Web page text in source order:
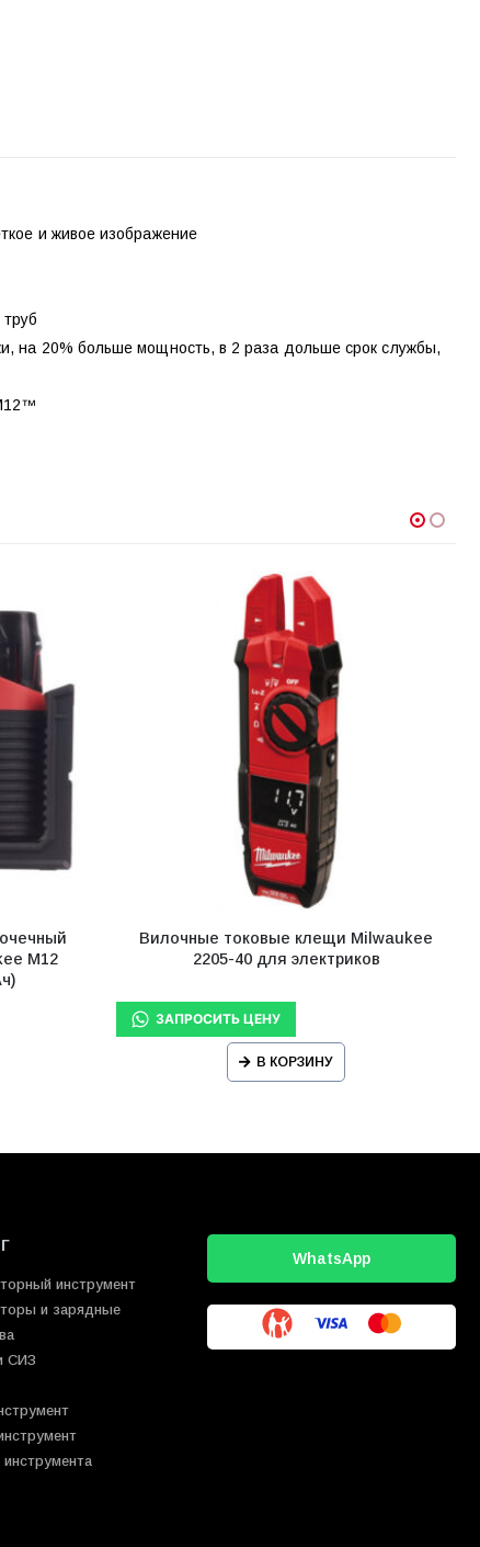
и живое изображение
на 20% больше мощность, в 2 раза дольше срок службы,
M12
Вилочные токовые клещи Milwaukee
2205-40 для электриков
В КОРЗИНУ
инструмент
и зарядные
СИЗ
WhatsApp